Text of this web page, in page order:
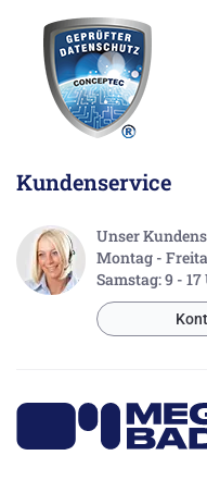
Kundenservice
Unser
Montag -
Samstag: 9 -